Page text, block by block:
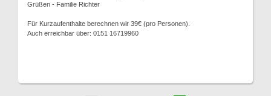
Grüßen - Familie Richter
Für Kurzaufenthalte berechnen wir 39€ (pro Personen).
Auch erreichbar über: 0151 16719960